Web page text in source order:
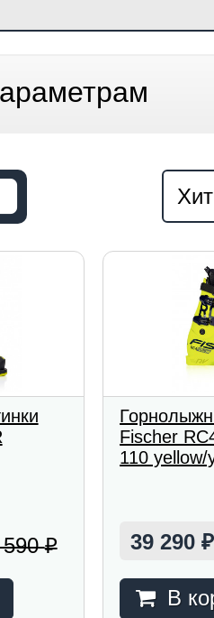
590₽
Fischer
110
39 290₽
В